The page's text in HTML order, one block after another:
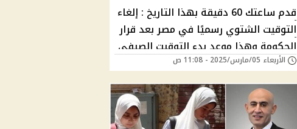
قدم ساعتك 60 دقيقة بهذا التاريخ : إلغاء
التوقيت الشتوي رسميًا في مصر بعد قرار
الحكومة وهذا موعد بدء التوقيت الصيفي
هل سيكون قبل عيد الفطر؟
الأربعاء 05/مارس/2025 - 11:08 ص